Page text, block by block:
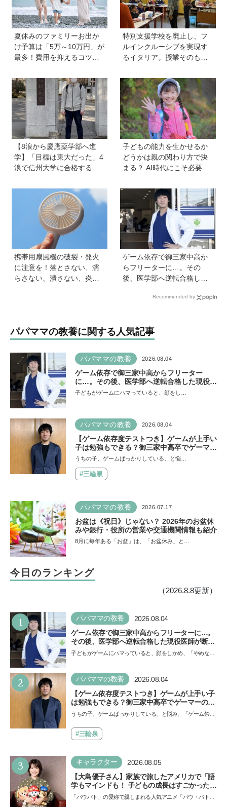
編】
夏休みのファミリーお出か
け予算は「5万～10万円」が
最多！費用を抑えるコツ
【HugKum総研】
特別支援学校を廃止し、フ
ルインクルーシブを実現す
るイタリア。授業そのもの
やすい形に【言語聴覚士 原
先生が伝える世界のインク
ルーシブ教育】
【8浪から慶應薬学部へ進
学】「目標は東大だった」4
浪で信州大学に合格するも1
た理由、今思うことは「学
歴は人の一部にしかすぎな
い」《慶應生よしださん｜
子どもの能力を生かせるか
どうかは親の関わり方で決
まる？ AI時代にこそ必要な
の伸ばし方と「愛される人
格」の育み方
携帯用扇風機の破裂・発火
に注意を！落とさない、濡
らさない、潰さない、炎天
ゲーム依存で御三家中高か
らフリーターに…。その
後、医学部へ逆転合格した
経験が受験勉強に役立っ
Recommended by
パパママの教養に関する人気記事
パパママの教養 2026.08.04
ゲーム依存で御三家中高からフリーター
に…。その後、医学部へ逆転合格した現役医
師が断言「ゲームの経験が受験勉強に役立っ
子どもがゲームにハマっていると、顔をし…
パパママの教養 2026.08.04
【ゲーム依存度テストつき】ゲームが上手い
子は勉強もできる？御三家中高卒でゲーマー
の医師・阿部智史さんが教えるゲームしなが
うちの子、ゲームばっかりしている、と悩…
#三輪泉
パパママの教養 2026.07.17
お盆は《祝日》じゃない？ 2026年のお盆休
みや銀行・役所の営業や交通機関情報も紹介
8月に毎年ある「お盆」は、「お盆休み」と…
今日のランキング
（2026.8.8更新）
1 パパママの教養 2026.08.04
ゲーム依存で御三家中高からフリーターに…。
その後、医学部へ逆転合格した現役医師が断言
「ゲームの経験が受験勉強に役立った」そう考
子どもがゲームにハマっていると、顔をしかめ、「やめなさ
い…
2 パパママの教養 2026.08.04
【ゲーム依存度テストつき】ゲームが上手い子
は勉強もできる？御三家中高卒でゲーマーの医
師・阿部智史さんが教えるゲームしながら受験
うちの子、ゲームばっかりしている、と悩み、「ゲーム禁
も…
#三輪泉
3 キャラクター 2026.08.05
【大島優子さん】家族で旅したアメリカで「語
学もマインドも！ 子どもの成長はすごかった」
声優をつとめた映画『パウ・パトロール ザ・ダ
「パウパト」の愛称で親しまれる人気アニメ「パウ・パトロ